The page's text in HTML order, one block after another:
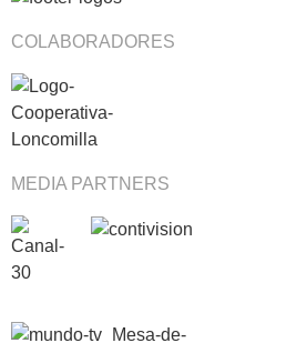
COLABORADORES
MEDIA PARTNERS